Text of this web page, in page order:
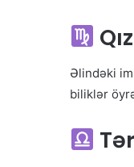
Qız
Əlindəki
biliklər